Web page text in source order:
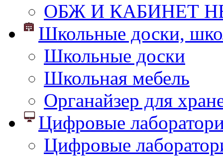
ОБЖ И КАБИНЕТ
Школьные доски,
Школьные доски
Школьная мебель
Органайзер для
Цифровые
Цифровые